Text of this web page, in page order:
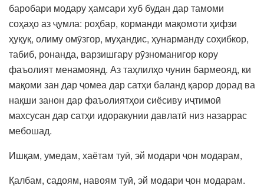
баробари модару ҳамсари хуб будан дар тамоми
соҳаҳо аз ҷумла: роҳбар, корманди мақомоти ҳифзи
ҳуқуқ, олиму омӯзгор, муҳандис, ҳунарманду соҳибкор,
табиб, ронанда, варзишгару рӯзноманигор кору
фаъолият менамоянд. Аз таҳлилҳо чунин бармеояд, ки
мақоми зан дар ҷомеа дар сатҳи баланд қарор дорад ва
нақши занон дар фаъолиятҳои сиёсиву иҷтимоӣ
махсусан дар сатҳи идоракунии давлатӣ низ назаррас
мебошад.
Ишқам, умедам, хаётам туӣ, эй модари ҷон модарам,
Қалбам, садоям, навоям туӣ, эй модари ҷон модарам.